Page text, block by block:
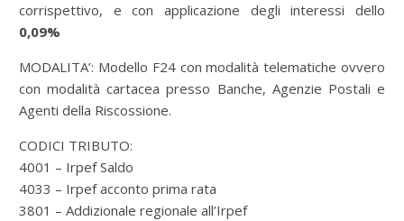
corrispettivo, e con applicazione degli interessi dello
0,09%
MODALITA’: Modello F24 con modalità telematiche ovvero
con modalità cartacea presso Banche, Agenzie Postali e
Agenti della Riscossione.
CODICI TRIBUTO:
4001 – Irpef Saldo
4033 – Irpef acconto prima rata
3801 – Addizionale regionale all’Irpef